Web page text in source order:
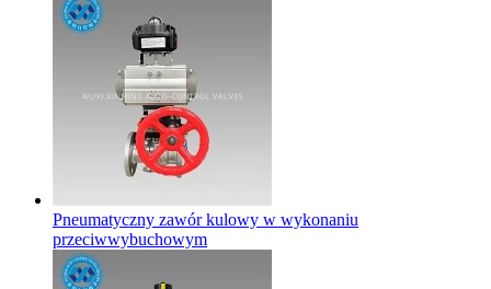
Pneumatyczny zawór kulowy w wykonaniu
przeciwwybuchowym